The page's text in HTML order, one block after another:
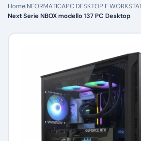
HomeINFORMATICAPC DESKTOP E
Next Serie NBOX modello 137 PC Desktop